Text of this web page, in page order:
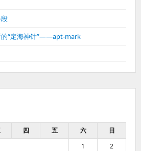
的“定海神针”——apt-mark
四 五 六
日
1
2